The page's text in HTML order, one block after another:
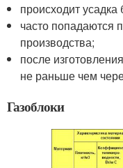
происходит усадка
часто попадаются
производства;
после
не раньше чем
Газоблоки